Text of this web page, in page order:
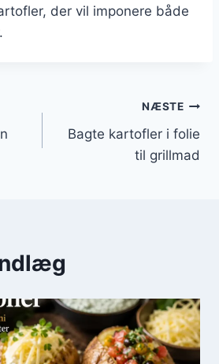
der vil imponere både
NÆSTE
Bagte kartofler i folie
til grillmad